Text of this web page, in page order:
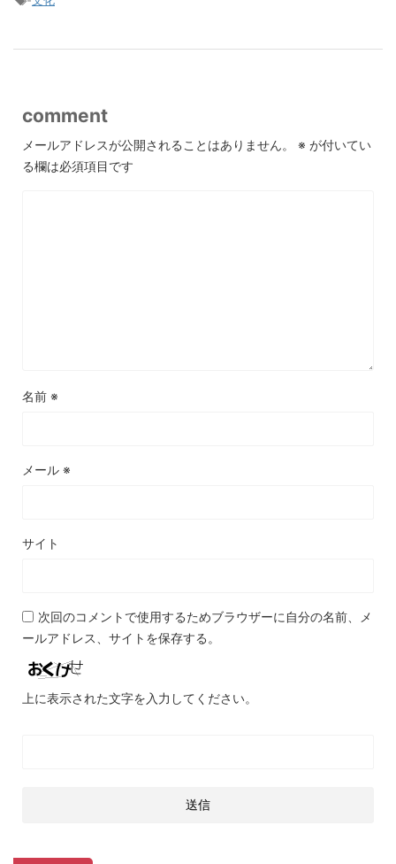
comment
メールアドレスが公開されることはありません。 ※ が付いてい
る欄は必須項目です
名前 ※
メール ※
サイト
次回のコメントで使用するためブラウザーに自分の名前、メ
ールアドレス、サイトを保存する。
上に表示された文字を入力してください。